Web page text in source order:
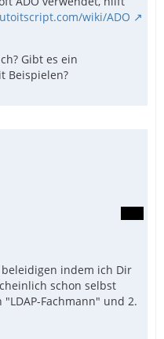
wiki/ADO
Gibt es ein
Beispielen?
indem ich Dir
schon selbst
Fachmann" und 2.